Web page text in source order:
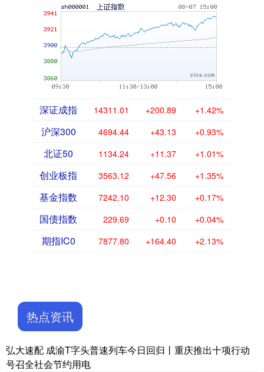
深证成指 14311.01 +200.89 +1.42%
沪深300 4694.44 +43.13 +0.93%
北证50 1134.24 +11.37 +1.01%
创业板指 3563.12 +47.56 +1.35%
基金指数 7242.10 +12.30 +0.17%
国债指数 229.69 +0.10 +0.04%
期指IC0 7877.80 +164.40 +2.13%
热点资讯
弘大速配 成渝T字头普速列车今日回归丨重庆推出十项行动
号召全社会节约用电